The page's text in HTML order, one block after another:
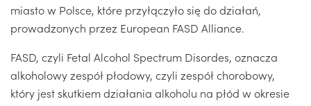
miasto w Polsce, które przyłączyło się do działań,
prowadzonych przez European FASD Alliance.
FASD, czyli Fetal Alcohol Spectrum Disordes, oznacza
alkoholowy zespół płodowy, czyli zespół chorobowy,
który jest skutkiem działania alkoholu na płód w okresie